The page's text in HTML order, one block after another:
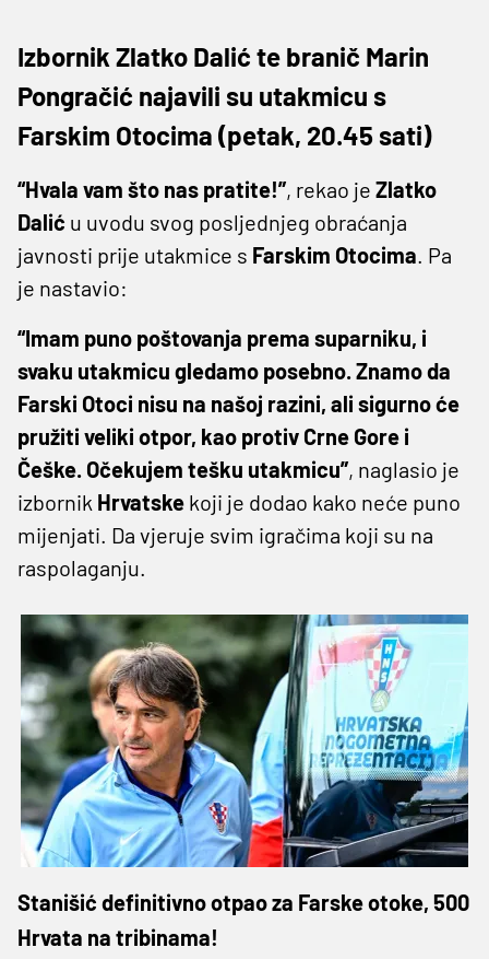
Izbornik Zlatko Dalić te branič Marin
Pongračić najavili su utakmicu s
Farskim Otocima (petak, 20.45 sati)
“Hvala vam što nas pratite!”, rekao je Zlatko
Dalić u uvodu svog posljednjeg obraćanja
javnosti prije utakmice s Farskim Otocima. Pa
je nastavio:
“Imam puno poštovanja prema suparniku, i
svaku utakmicu gledamo posebno. Znamo da
Farski Otoci nisu na našoj razini, ali sigurno će
pružiti veliki otpor, kao protiv Crne Gore i
Češke. Očekujem tešku utakmicu”, naglasio je
izbornik Hrvatske koji je dodao kako neće puno
mijenjati. Da vjeruje svim igračima koji su na
raspolaganju.
Stanišić definitivno otpao za Farske otoke, 500
Hrvata na tribinama!